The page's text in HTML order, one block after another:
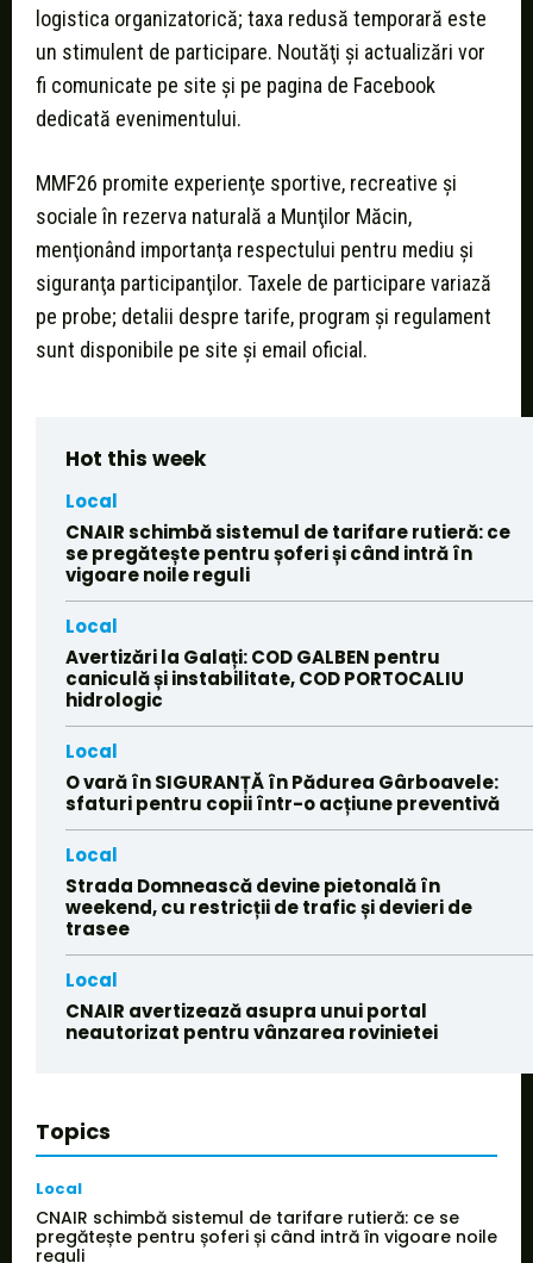
logistica organizatorică; taxa redusă temporară este
un stimulent de participare. Noutăţi şi actualizări vor
fi comunicate pe site şi pe pagina de Facebook
dedicată evenimentului.
MMF26 promite experienţe sportive, recreative şi
sociale în rezerva naturală a Munţilor Măcin,
menţionând importanţa respectului pentru mediu şi
siguranţa participanţilor. Taxele de participare variază
pe probe; detalii despre tarife, program şi regulament
sunt disponibile pe site şi email oficial.
Hot this week
Local
CNAIR schimbă sistemul de tarifare rutieră: ce
se pregătește pentru șoferi și când intră în
vigoare noile reguli
Local
Avertizări la Galați: COD GALBEN pentru
caniculă și instabilitate, COD PORTOCALIU
hidrologic
Local
O vară în SIGURANȚĂ în Pădurea Gârboavele:
sfaturi pentru copii într-o acțiune preventivă
Local
Strada Domnească devine pietonală în
weekend, cu restricții de trafic și devieri de
trasee
Local
CNAIR avertizează asupra unui portal
neautorizat pentru vânzarea rovinietei
Topics
Local
CNAIR schimbă sistemul de tarifare rutieră: ce se
pregătește pentru șoferi și când intră în vigoare noile
reguli